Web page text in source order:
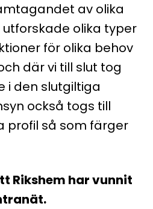
av olika
olika typer
för olika behov
där vi till slut tog
i den slutgiltiga
också togs till
profil så som färger
Rikshem har vunnit